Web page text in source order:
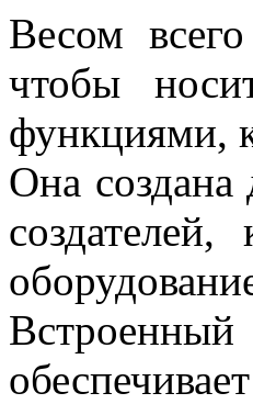
Весом
чтобы
функциями,
Она создана